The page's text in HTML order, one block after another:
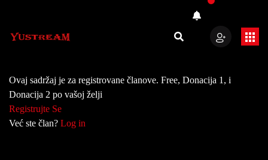
Ovaj sadržaj je za registrovane članove. Free, Donacija 1, i
Donacija 2 po vašoj želji
Registrujte Se
Već ste član? Log in